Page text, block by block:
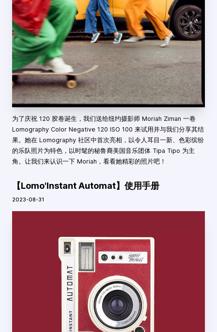
为了庆祝 120 胶卷诞生，我们送给纽约摄影师 Moriah Ziman 一卷
Lomography Color Negative 120 ISO 100 来试用并与我们分享其结
果。她在 Lomography 社区中首次亮相，以令人耳目一新、色彩缤纷
的乐队照片为特色，以时髦的秘鲁裔美国音乐团体 Tipa Tipo 为主
角。让我们来认识一下 Moriah，看看她精彩的照片吧！
【Lomo'Instant Automat】使用手册
2023-08-31